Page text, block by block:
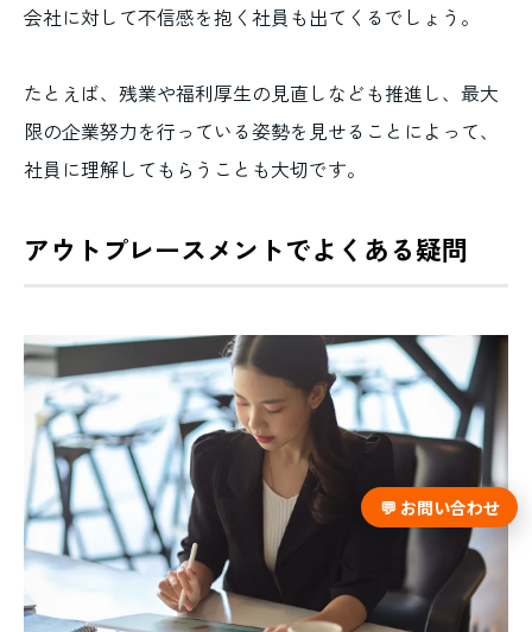
会社に対して不信感を抱く社員も出てくるでしょう。
たとえば、残業や福利厚生の見直しなども推進し、最大
限の企業努力を行っている姿勢を見せることによって、
社員に理解してもらうことも大切です。
アウトプレースメントでよくある疑問
💬 お問い合わせ